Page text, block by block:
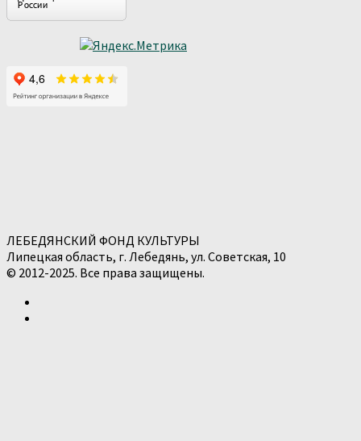
ЛЕБЕДЯНСКИЙ ФОНД КУЛЬТУРЫ
Липецкая область, г. Лебедянь, ул. Советская, 10
© 2012-2025. Все права защищены.